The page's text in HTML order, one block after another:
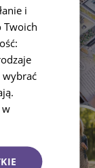
i
Twoich
wybrać
w